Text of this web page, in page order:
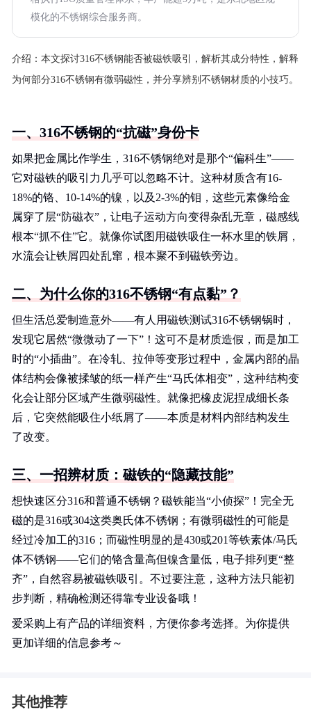
模化的不锈钢综合服务商。
介绍： 本文探讨316不锈钢能否被磁铁吸引，解析其成分特性，解释
为何部分316不锈钢有微弱磁性，并分享辨别不锈钢材质的小技巧。
一、316不锈钢的“抗磁”身份卡
如果把金属比作学生，316不锈钢绝对是那个“偏科生”——
它对磁铁的吸引力几乎可以忽略不计。这种材质含有16-
18%的铬、10-14%的镍，以及2-3%的钼，这些元素像给金
属穿了层“防磁衣”，让电子运动方向变得杂乱无章，磁感线
根本“抓不住”它。就像你试图用磁铁吸住一杯水里的铁屑，
水流会让铁屑四处乱窜，根本聚不到磁铁旁边。
二、为什么你的316不锈钢“有点黏”？
但生活总爱制造意外——有人用磁铁测试316不锈钢锅时，
发现它居然“微微动了一下”！这可不是材质造假，而是加工
时的“小插曲”。在冷轧、拉伸等变形过程中，金属内部的晶
体结构会像被揉皱的纸一样产生“马氏体相变”，这种结构变
化会让部分区域产生微弱磁性。就像把橡皮泥捏成细长条
后，它突然能吸住小纸屑了——本质是材料内部结构发生
了改变。
三、一招辨材质：磁铁的“隐藏技能”
想快速区分316和普通不锈钢？磁铁能当“小侦探”！完全无
磁的是316或304这类奥氏体不锈钢；有微弱磁性的可能是
经过冷加工的316；而磁性明显的是430或201等铁素体/马氏
体不锈钢——它们的铬含量高但镍含量低，电子排列更“整
齐”，自然容易被磁铁吸引。不过要注意，这种方法只能初
步判断，精确检测还得靠专业设备哦！
爱采购上有产品的详细资料，方便你参考选择。为你提供
更加详细的信息参考～
其他推荐